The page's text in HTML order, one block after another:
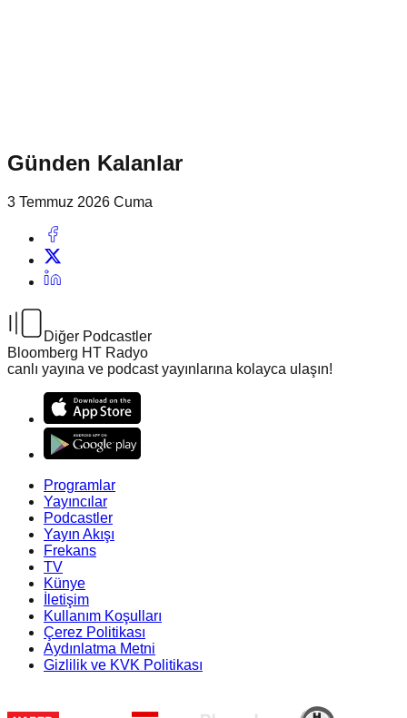
Günden Kalanlar
3 Temmuz 2026 Cuma
Diğer Podcastler
Bloomberg HT Radyo
canlı yayına ve podcast yayınlarına kolayca ulaşın!
Programlar
Yayıncılar
Podcastler
Yayın Akışı
Frekans
TV
Künye
İletişim
Kullanım Koşulları
Çerez Politikası
Aydınlatma Metni
Gizlilik ve KVK Politikası